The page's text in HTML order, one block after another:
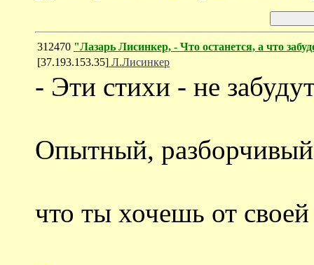
312470 "Лазарь Лисинкер, - Что останется, а что
[37.193.153.35] Л.Лисинкер
- Эти стихи - не
Опытный,
что ты хочешь от